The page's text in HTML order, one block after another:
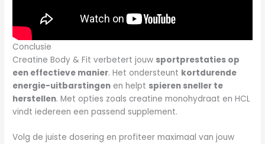
Conclusie
Creatine Body & Fit verbetert jouw sportprestaties op
een effectieve manier. Het ondersteunt kortdurende
energie-uitbarstingen en helpt spieren sneller te
herstellen. Met opties zoals creatine monohydraat en HCL
vindt iedereen een passend supplement.
Volg de juiste dosering en profiteer maximaal van jouw